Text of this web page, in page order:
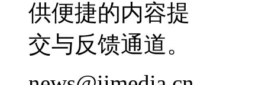
供便捷的内容提
交与反馈通道。